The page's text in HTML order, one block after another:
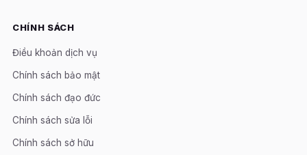
CHÍNH SÁCH
Điều khoản dịch vụ
Chính sách bảo mật
Chính sách đạo đức
Chính sách sửa lỗi
Chính sách sở hữu